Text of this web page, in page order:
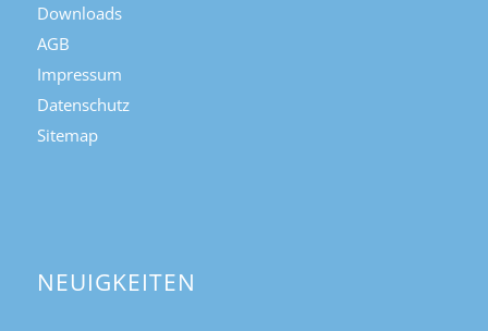
Downloads
AGB
Impressum
Datenschutz
Sitemap
NEUIGKEITEN